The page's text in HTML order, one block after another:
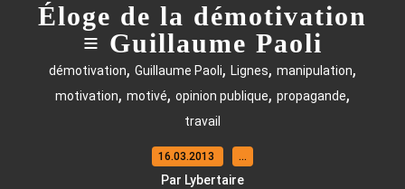
Éloge de la démotivation
≡ Guillaume Paoli
démotivation, Guillaume Paoli, Lignes, manipulation,
motivation, motivé, opinion publique, propagande,
travail
16.03.2013 …
Par Lybertaire